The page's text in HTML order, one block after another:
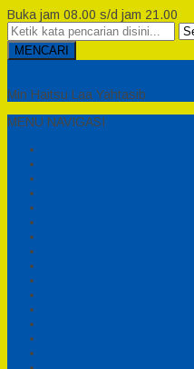
Buka jam 08.00 s/d jam 21.00
MENCARI
Min Haitsu Laa Yahtasib
MENU NAVIGASI